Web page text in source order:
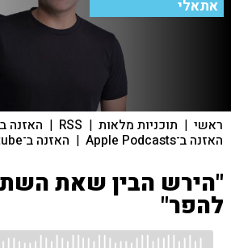
אתאלי
ראשי | תוכניות מלאות |
RSS
| האזנה
האזנה ב־Apple Podcasts | האזנה ב־youtube
"הירש הבין שאת
להפר"